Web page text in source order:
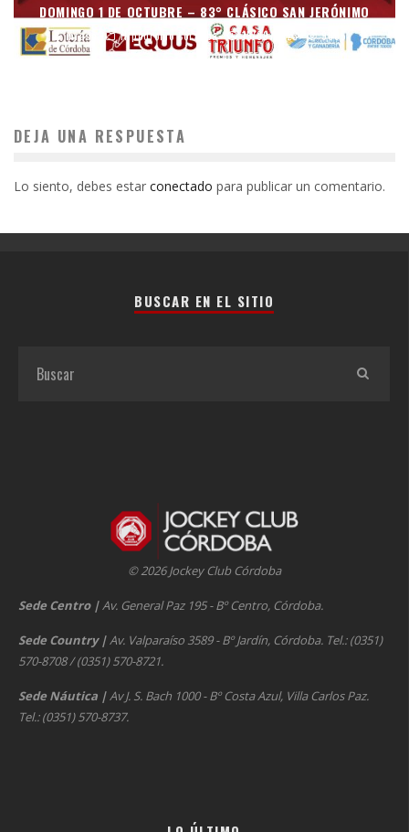
DOMINGO 1 DE OCTUBRE – 83° CLÁSICO SAN JERÓNIMO
mraso Hipódromo Córdoba 15/09/2023 9005
DEJA UNA RESPUESTA
Lo siento, debes estar conectado para publicar un comentario.
BUSCAR EN EL SITIO
© 2026 Jockey Club Córdoba
Sede Centro |Av. General Paz 195 - Bº Centro, Córdoba.
Sede Country |Av. Valparaíso 3589 - Bº Jardín, Córdoba. Tel.: (0351)
570-8708 / (0351) 570-8721.
Sede Náutica |Av J. S. Bach 1000 - Bº Costa Azul, Villa Carlos Paz.
Tel.: (0351) 570-8737.